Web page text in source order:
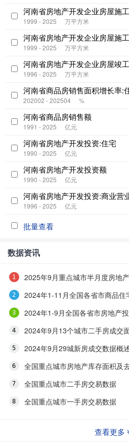
河南省房地产开发企业房屋施
1999 - 2025 万平方米
河南省房地产开发企业房屋施
1999 - 2025 万平方米
河南省房地产开发企业房屋竣
1996 - 2025 万平方米
河南省商品房销售面积增长率:
202002 - 202504 %
河南省商品房销售额
1991 - 2025 亿元
河南省房地产开发投资:住宅
1990 - 2025 亿元
河南省房地产开发投资额
1990 - 2025 亿元
河南省房地产开发投资:商业营
1996 - 2025 亿元
批量查看
数据资讯
2025年9月重点城市半月度房地
2024年1-11月全国各省市商品住
2024年1-9月全国各省市房地产
2024年9月13个城市二手房成交
2024年9月29城新房成交数据概
全国重点城市房地产库存面积及
全国重点城市二手房交易数据
全国重点城市一手房交易数据
查看更多